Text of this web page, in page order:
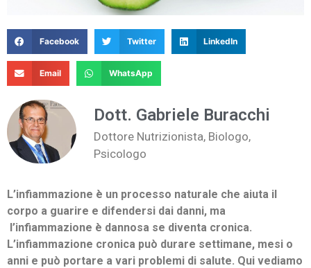
Facebook Twitter LinkedIn
Email WhatsApp
Dott. Gabriele Buracchi
Dottore Nutrizionista, Biologo,
Psicologo
L’infiammazione è un processo naturale che aiuta il
corpo a guarire e difendersi dai danni, ma
l’infiammazione è dannosa se diventa cronica.
L’infiammazione cronica può durare settimane, mesi o
anni e può portare a vari problemi di salute. Qui vediamo